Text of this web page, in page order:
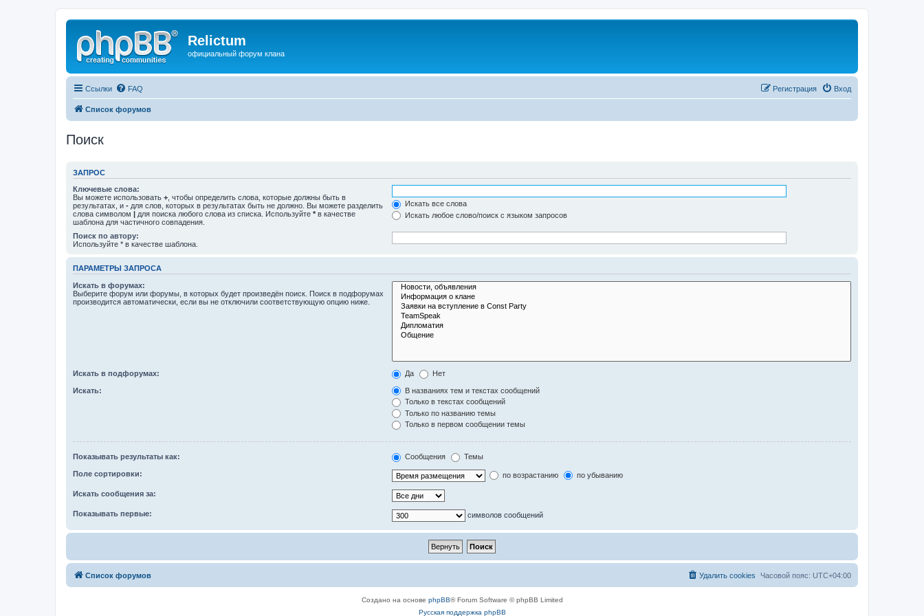
Relictum
официальный форум клана
Ссылки FAQ Вход
Регистрация
Список форумов
Поиск
ЗАПРОС
Ключевые слова:
Вы можете использовать + , чтобы определить слова, которые должны быть в
результатах, и - для слов, которых в результатах быть не должно. Вы можете разделить
слова символом | для поиска любого слова из списка. Используйте * в качестве
шаблона для частичного совпадения.
Искать все слова
Искать любое слово/поиск с языком запросов
Поиск по автору:
Используйте * в качестве шаблона.
ПАРАМЕТРЫ ЗАПРОСА
Искать в форумах:
Выберите форум или форумы, в которых будет произведён поиск. Поиск в подфорумах
производится автоматически, если вы не отключили соответствующую опцию ниже.
Искать в подфорумах: Да Нет
Искать:
В названиях тем и текстах сообщений
Только в текстах сообщений
Только по названию темы
Только в первом сообщении темы
Показывать результаты как: Сообщения Темы
Поле сортировки: по возрастанию по убыванию
Искать сообщения за:
Показывать первые: символов сообщений
Список форумов Часовой пояс: UTC+04:00
Удалить cookies
Создано на основе phpBB® Forum Software © phpBB Limited
Русская поддержка phpBB